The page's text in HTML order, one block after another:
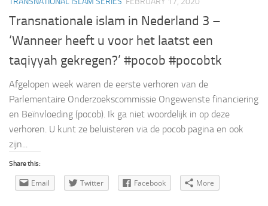
Transnationale islam in Nederland 3 –
‘Wanneer heeft u voor het laatst een
taqiyyah gekregen?’ #pocob #pocobtk
Afgelopen week waren de eerste verhoren van de
Parlementaire Onderzoekscommissie Ongewenste financiering
en Beïnvloeding (pocob). Ik ga niet woordelijk in op deze
verhoren. U kunt ze beluisteren via de pocob pagina en ook
zijn...
Share this:
Email Twitter Facebook More